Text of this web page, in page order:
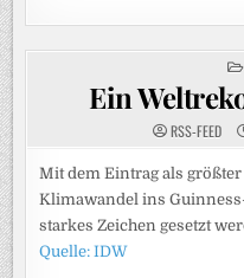
Ein
RSS-FEED
Mit dem Eintrag als
Klimawandel ins
starkes Zeichen gesetzt
Quelle: IDW